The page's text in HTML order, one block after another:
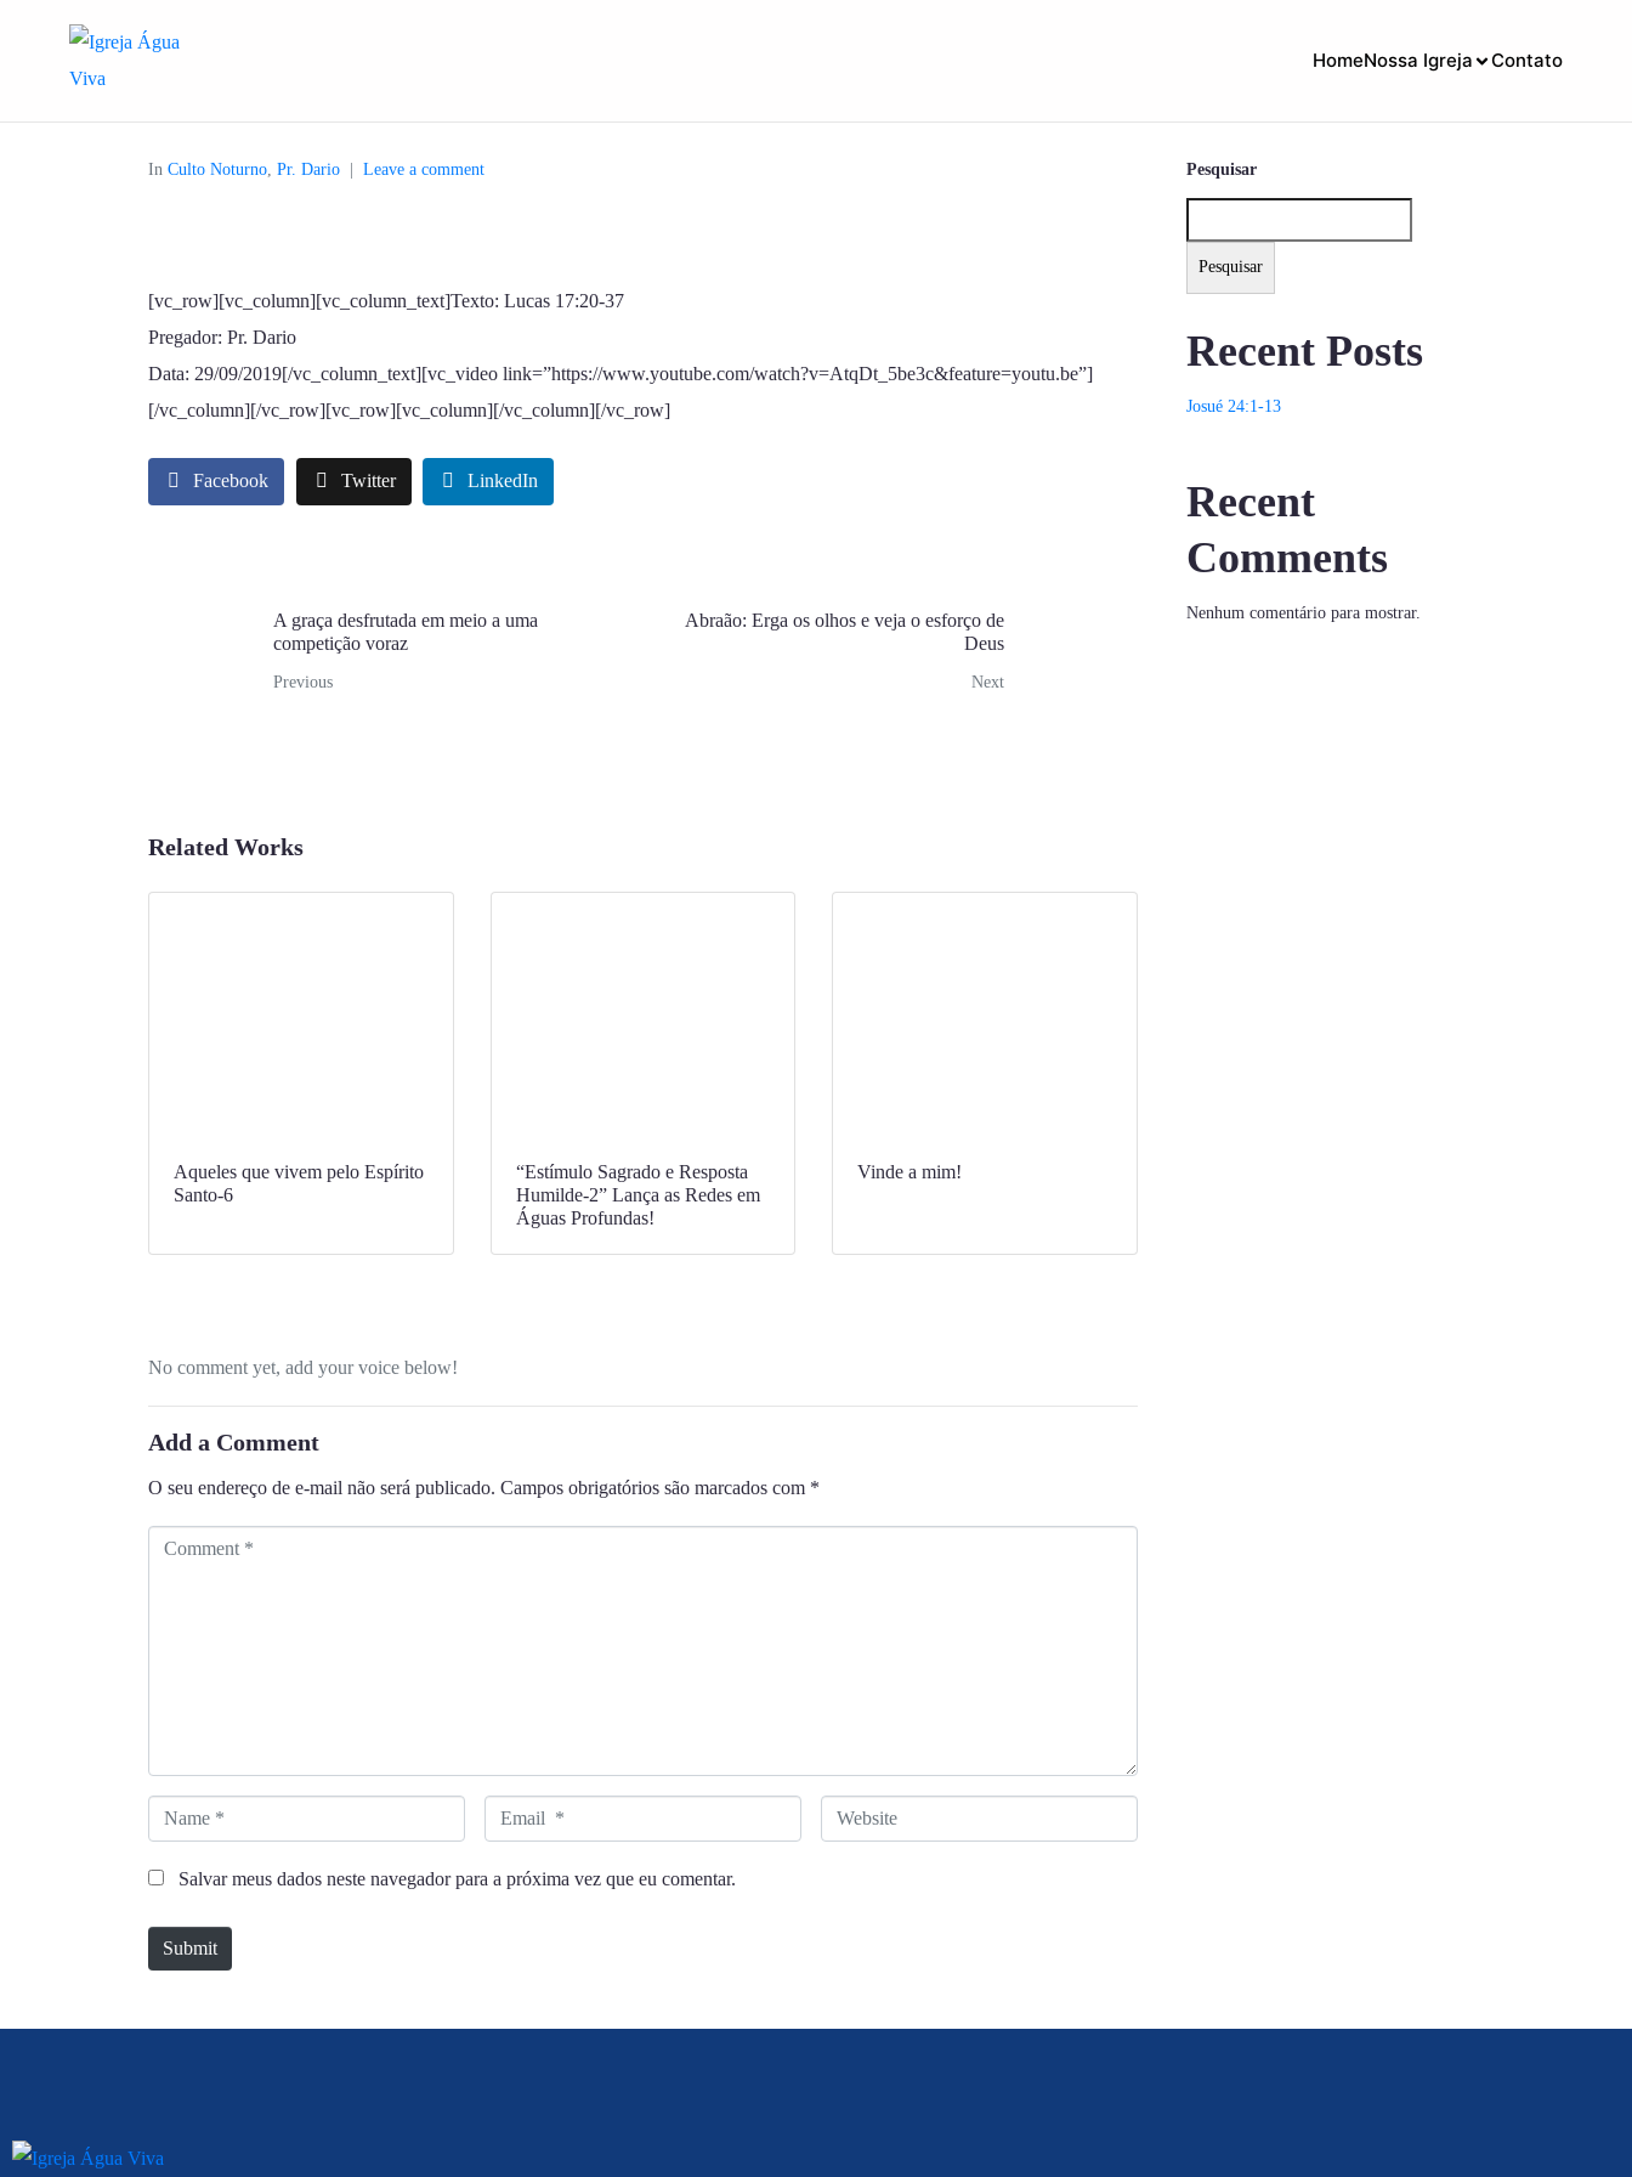
HomeNossa Igreja Contato
In Culto Noturno, Pr. Dario Leave a comment
[vc_row][vc_column][vc_column_text]Texto: Lucas 17:20-37
Pregador: Pr. Dario
Data: 29/09/2019[/vc_column_text][vc_video link=”https://www.youtube.com/watch?v=AtqDt_5be3c&feature=youtu.be”]
[/vc_column][/vc_row][vc_row][vc_column][/vc_column][/vc_row]
Facebook Twitter LinkedIn
A graça desfrutada em meio a uma
competição voraz
Previous
Abraão: Erga os olhos e veja o esforço de
Deus
Next
Related Works
Aqueles que vivem pelo Espírito
Santo-6
“Estímulo Sagrado e Resposta
Humilde-2” Lança as Redes em
Águas Profundas!
Vinde a mim!
No comment yet, add your voice below!
Add a Comment
O seu endereço de e-mail não será publicado. Campos obrigatórios são marcados com *
*
a
m
m
a
W
e
e
Salvar meus dados neste navegador para a próxima vez que eu comentar.
Submit
Pesquisar
Pesquisar
Recent Posts
Josué 24:1-13
Recent
Comments
Nenhum comentário para mostrar.